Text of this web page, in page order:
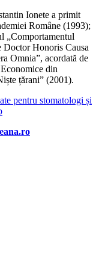
Ionete a primit
Române (1993);
„Comportamentul
Doctor Honoris Causa
Omnia”, acordată de
din
țărani” (2001).
pentru stomatologi și